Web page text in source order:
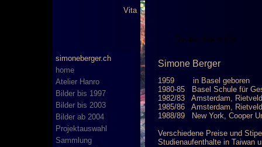
simoneberger.ch
home
Atelier Hanro
Bilder bis 1997
Bilder bis 2003
Bilder ab 2004
Projektauswahl
Sammlung
Vita
Double click to edit
1959 in Basel geboren
1980-85 Basel Schule für
1982/83 Amsterdam,
1985/86 Amsterdam,
1988/89 New York, Cooper
Verschiedene Preise und
Studienaufenthalte in Taiwan
Simone Berger